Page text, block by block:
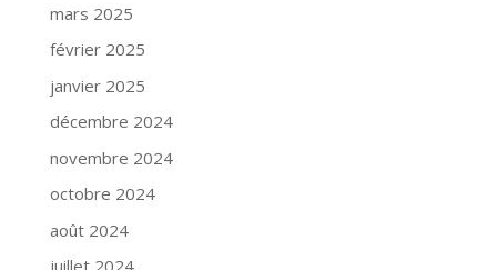
mars 2025
février 2025
janvier 2025
décembre 2024
novembre 2024
octobre 2024
août 2024